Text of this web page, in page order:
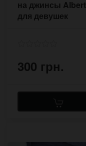
на джинсы Albert
для девушек
300 грн.